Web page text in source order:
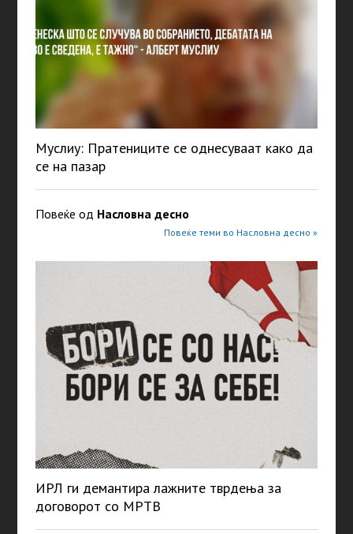
Муслиу: Пратениците се однесуваат како да
се на пазар
Повеќе од Насловна десно
Повеќе теми во Насловна десно »
ИРЛ ги демантира лажните тврдења за
договорот со МРТВ